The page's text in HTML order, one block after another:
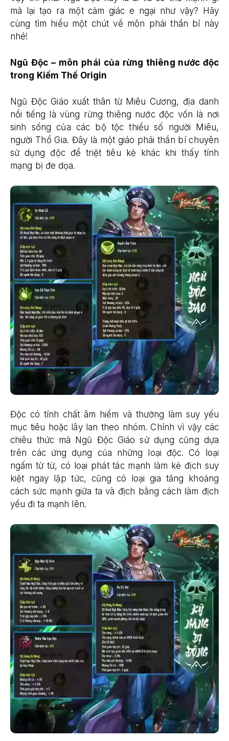
mà lại tạo ra một cảm giác e ngại như vậy? Hãy
cùng tìm hiểu một chút về môn phái thần bí này
nhé!
Ngũ Độc – môn phái của rừng thiêng nước độc
trong Kiếm Thế Origin
Ngũ Độc Giáo xuất thân từ Miêu Cương, địa danh
nổi tiếng là vùng rừng thiêng nước độc vốn là nơi
sinh sống của các bộ tộc thiểu số người Miêu,
người Thổ Gia. Đây là một giáo phái thần bí chuyên
sử dụng độc để triệt tiêu kẻ khác khi thấy tính
mạng bị đe dọa.
Độc có tính chất âm hiểm và thường làm suy yếu
mục tiêu hoặc lây lan theo nhóm. Chính vì vậy các
chiêu thức mà Ngũ Độc Giáo sử dụng cũng dựa
trên các ứng dụng của những loại độc. Có loại
ngấm từ từ, có loại phát tác mạnh làm kẻ địch suy
kiệt ngay lập tức, cũng có loại gia tăng khoảng
cách sức mạnh giữa ta và địch bằng cách làm địch
yếu đi ta mạnh lên.